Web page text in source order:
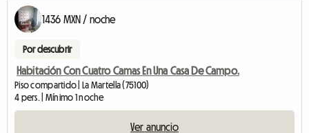
1436 MXN / noche
Por descubrir
Habitación Con Cuatro Camas En Una Casa De Campo.
Piso compartido | La Martella (75100)
4 pers. | Mínimo 1 noche
Ver anuncio